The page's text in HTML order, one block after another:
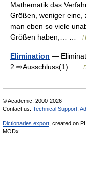
Mathematik das
Größen, weniger eine,
man eben so viele
Größen haben,… …
Elimination —
2.⇨Ausschluss(1) …
© Academic, 2000-2026
Contact us: Technical Support
Dictionaries export , created on
MODx.